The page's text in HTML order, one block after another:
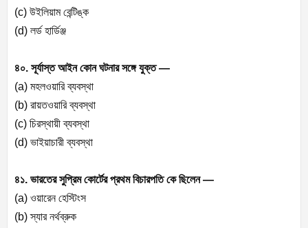
(c) উইলিয়াম বেন্টিঙ্ক
(d) লর্ড হার্ডিঞ্জ
৪০. সূর্যাস্ত আইন কোন ঘটনার সঙ্গে যুক্ত —
(a) মহলওয়ারি ব্যবস্থা
(b) রায়তওয়ারি ব্যবস্থা
(c) চিরস্থায়ী ব্যবস্থা
(d) ভাইয়াচারী ব্যবস্থা
৪১. ভারতের সুপ্রিম কোর্টের প্রথম বিচারপতি কে ছিলেন —
(a) ওয়ারেন হেস্টিংস
(b) স্যার নর্থব্রুক